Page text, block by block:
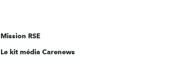
sur:
Mission RSE
Le kit média Carenews